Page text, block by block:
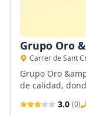
Grupo Oro
Carrer de Sant
Grupo Oro
de calidad,
garantizando
3.0 (0)